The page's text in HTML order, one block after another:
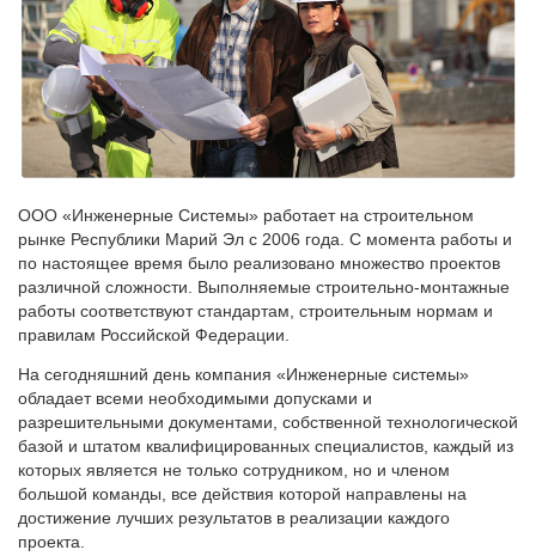
ООО «Инженерные Системы» работает на строительном
рынке Республики Марий Эл с 2006 года. С момента работы и
по настоящее время было реализовано множество проектов
различной сложности. Выполняемые строительно-монтажные
работы соответствуют стандартам, строительным нормам и
правилам Российской Федерации.
На сегодняшний день компания «Инженерные системы»
обладает всеми необходимыми допусками и
разрешительными документами, собственной технологической
базой и штатом квалифицированных специалистов, каждый из
которых является не только сотрудником, но и членом
большой команды, все действия которой направлены на
достижение лучших результатов в реализации каждого
проекта.